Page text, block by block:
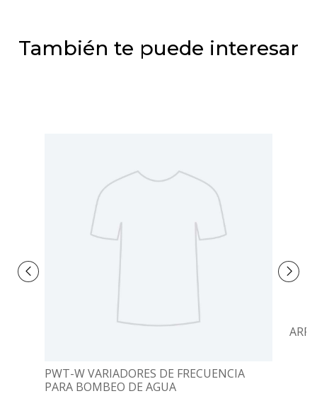
También te puede interesar
PWT-W VARIADORES DE FRECUENCIA
PARA BOMBEO DE AGUA